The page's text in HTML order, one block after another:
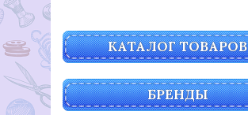
КАТАЛОГ ТОВАРОВ
БРЕНДЫ